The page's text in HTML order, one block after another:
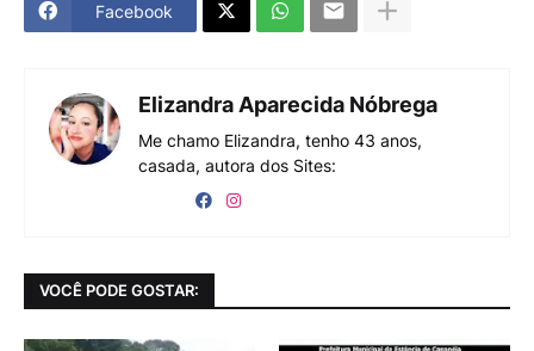
Facebook
Elizandra Aparecida Nóbrega
Me chamo Elizandra, tenho 43 anos,
casada, autora dos Sites:
VOCÊ PODE GOSTAR: